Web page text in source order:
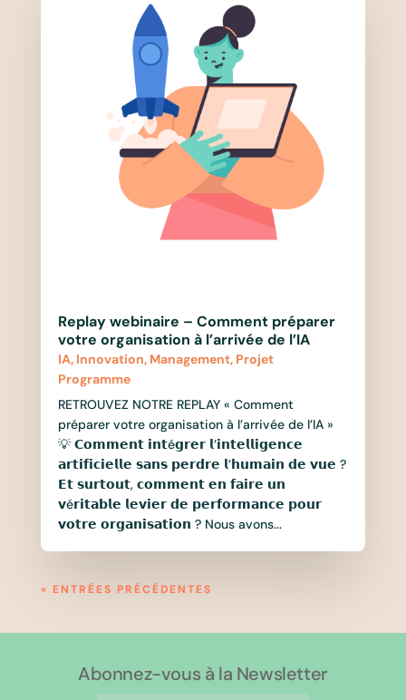
Replay webinaire – Comment préparer
votre organisation à l’arrivée de l’IA
IA, Innovation, Management, Projet
Programme
RETROUVEZ NOTRE REPLAY « Comment
préparer votre organisation à l’arrivée de l’IA »
💡 𝗖𝗼𝗺𝗺𝗲𝗻𝘁 𝗶𝗻𝘁é𝗴𝗿𝗲𝗿 𝗹’𝗶𝗻𝘁𝗲𝗹𝗹𝗶𝗴𝗲𝗻𝗰𝗲
𝗮𝗿𝘁𝗶𝗳𝗶𝗰𝗶𝗲𝗹𝗹𝗲 𝘀𝗮𝗻𝘀 𝗽𝗲𝗿𝗱𝗿𝗲 𝗹’𝗵𝘂𝗺𝗮𝗶𝗻 𝗱𝗲 𝘃𝘂𝗲 ?
𝗘𝘁 𝘀𝘂𝗿𝘁𝗼𝘂𝘁, 𝗰𝗼𝗺𝗺𝗲𝗻𝘁 𝗲𝗻 𝗳𝗮𝗶𝗿𝗲 𝘂𝗻
𝘃é𝗿𝗶𝘁𝗮𝗯𝗹𝗲 𝗹𝗲𝘃𝗶𝗲𝗿 𝗱𝗲 𝗽𝗲𝗿𝗳𝗼𝗿𝗺𝗮𝗻𝗰𝗲 𝗽𝗼𝘂𝗿
𝘃𝗼𝘁𝗿𝗲 𝗼𝗿𝗴𝗮𝗻𝗶𝘀𝗮𝘁𝗶𝗼𝗻 ? Nous avons...
« ENTRÉES PRÉCÉDENTES
Abonnez-vous à la Newsletter